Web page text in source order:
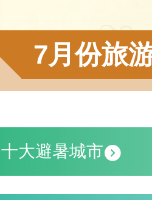
7月份旅
十大避暑城市